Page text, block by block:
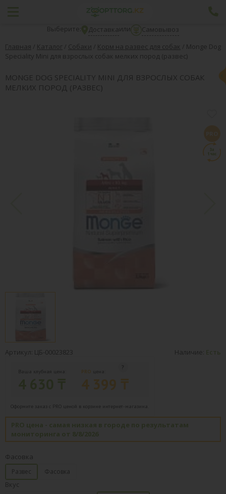
Выберите: Доставкаили
Самовывоз
Главная / Каталог / Собаки / Корм на развес для собак / Monge Dog
Speciality Mini для взрослых собак мелких пород (развес)
MONGE DOG SPECIALITY MINI ДЛЯ ВЗРОСЛЫХ СОБАК
МЕЛКИХ ПОРОД (РАЗВЕС)
Артикул: ЦБ-00023823 Наличие: Есть
Ваша клубная цена: PRO цена:
4 399 ₸
Оформите заказ с PRO ценой в корзине интернет-магазина.
PRO цена - самая низкая в городе по результатам
мониторинга от 8/8/2026
Фасовка
Развес Фасовка
Вкус